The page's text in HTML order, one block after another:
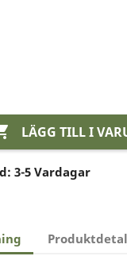
LÄGG TILL I
3-5 Vardagar